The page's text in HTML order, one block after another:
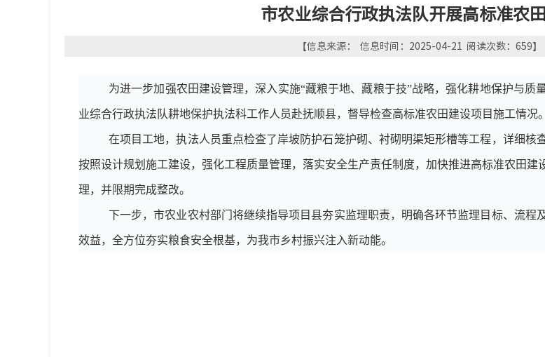
市农业综合行政执法队开展高标准农
【信息来源： 信息时间：2025-04-21 阅读次数： 659】
为进一步加强农田建设管理，深入实施“藏粮于地、藏粮于技”战略，强化耕地保护与质
业综合行政执法队耕地保护执法科工作人员赴抚顺县，督导检查高标准农田建设项目施工情况。
在项目工地，执法人员重点检查了岸坡防护石笼护砌、衬砌明渠矩形槽等工程，详细
按照设计规划施工建设，强化工程质量管理，落实安全生产责任制度，加快推进高标准农田建
理，并限期完成整改。
下一步，市农业农村部门将继续指导项目县夯实监理职责，明确各环节监理目标、流
效益，全方位夯实粮食安全根基，为我市乡村振兴注入新动能。